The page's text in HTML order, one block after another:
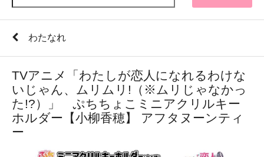
わたなれ
TVアニメ「わたしが恋人になれるわけな
いじゃん、ムリムリ!（※ムリじゃなかっ
た!?）」 ぷちちょこミニアクリルキー
ホルダー【小柳香穂】 アフタヌーンティ
ー